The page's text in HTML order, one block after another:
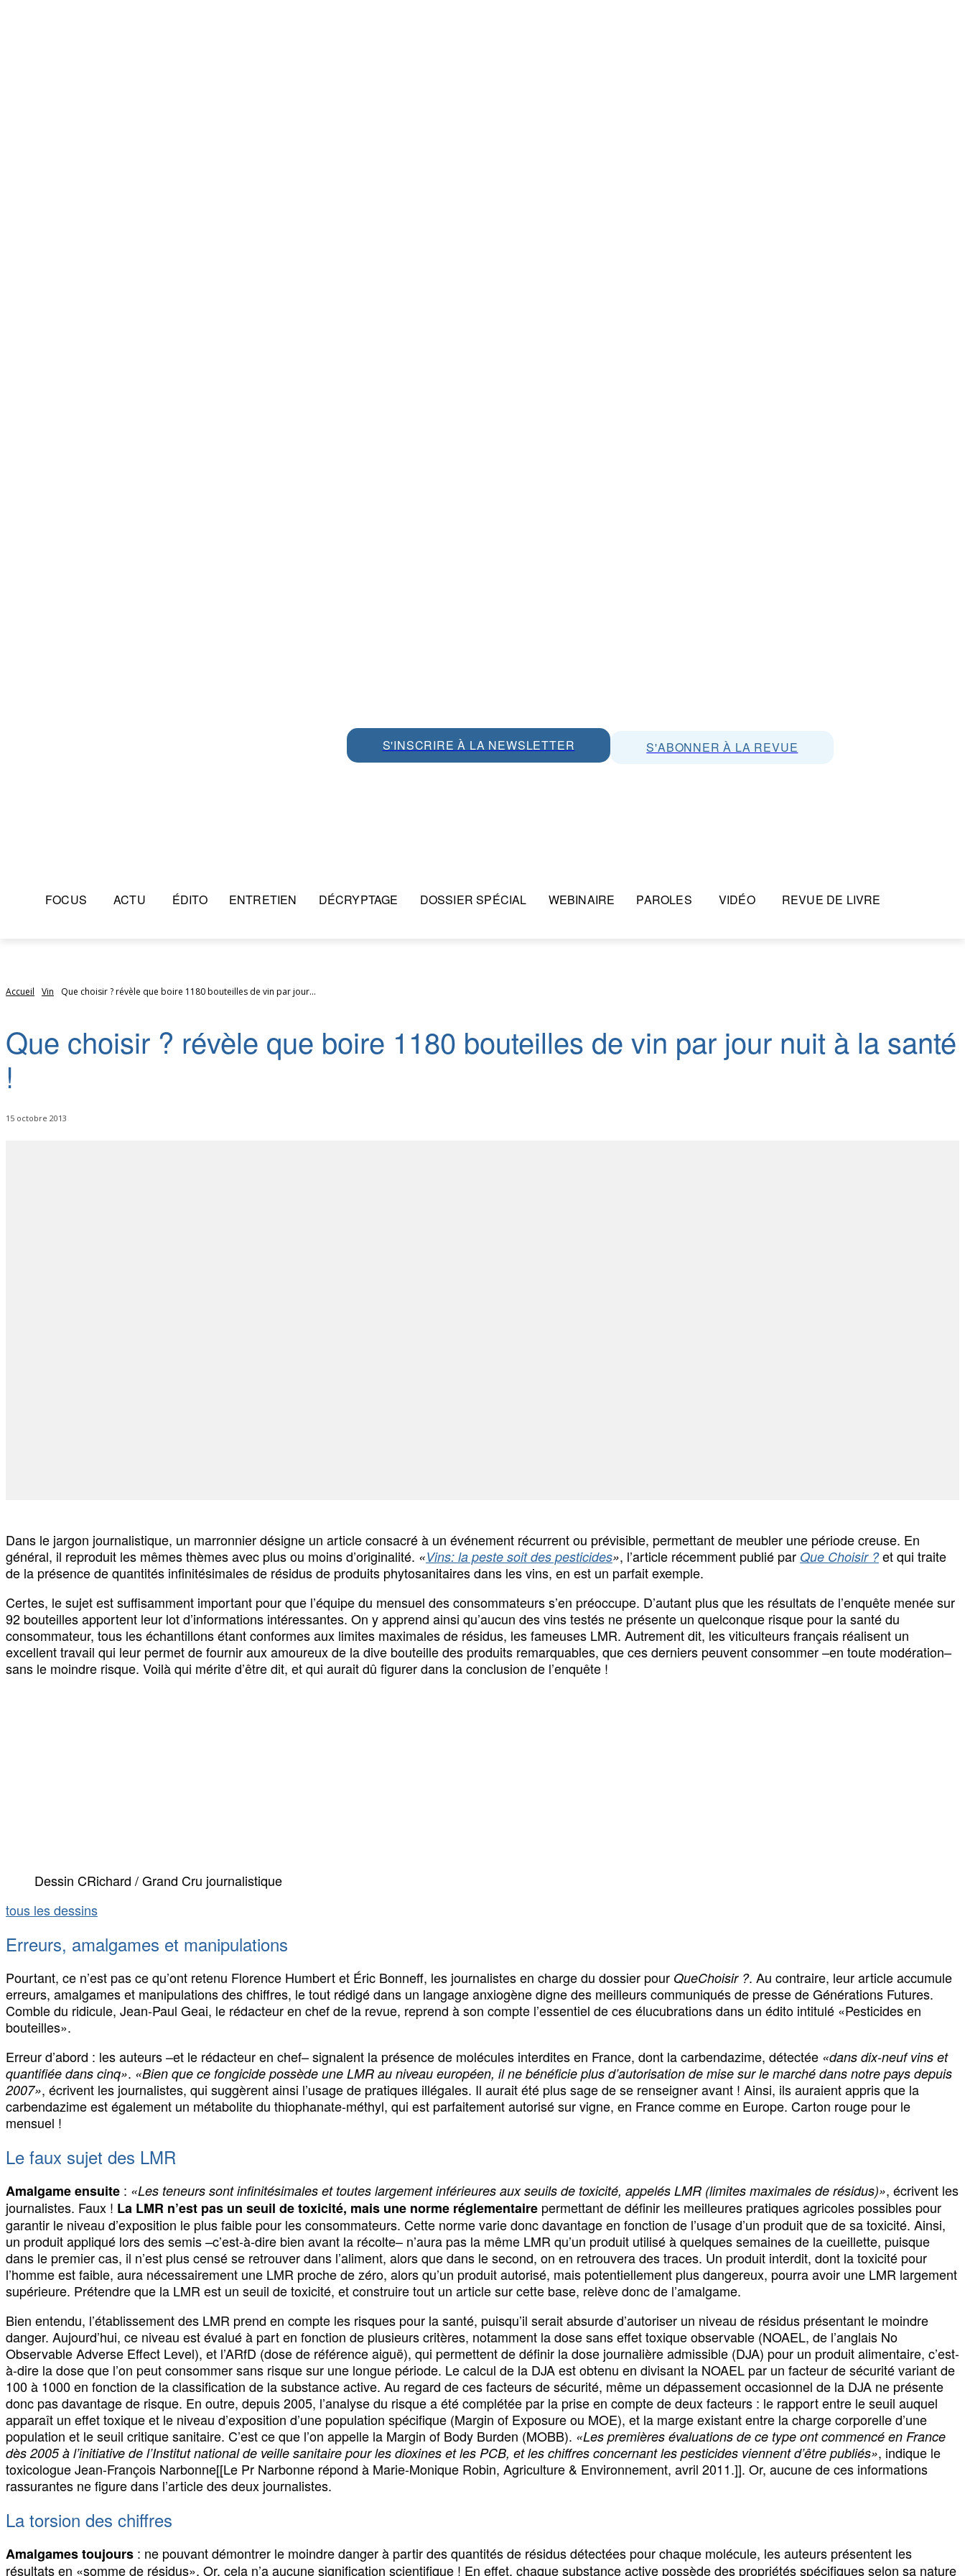
S'INSCRIRE À LA NEWSLETTER S'ABONNER À LA REVUE
FOCUS ACTU ÉDITO ENTRETIEN DÉCRYPTAGE DOSSIER SPÉCIAL WEBINAIRE PAROLES VIDÉO REVUE DE LIVRE
Accueil Vin Que choisir ? révèle que boire 1180 bouteilles de vin par jour...
Que choisir ? révèle que boire 1180 bouteilles de vin par jour nuit à la santé
!
15 octobre 2013
Dans le jargon journalistique, un marronnier désigne un article consacré à un événement récurrent ou prévisible, permettant de meubler une période creuse. En
général, il reproduit les mêmes thèmes avec plus ou moins d’originalité. «Vins: la peste soit des pesticides», l’article récemment publié par Que Choisir ?et qui traite
de la présence de quantités infinitésimales de résidus de produits phytosanitaires dans les vins, en est un parfait exemple.
Certes, le sujet est suffisamment important pour que l’équipe du mensuel des consommateurs s’en préoccupe. D’autant plus que les résultats de l’enquête menée sur
92 bouteilles apportent leur lot d’informations intéressantes. On y apprend ainsi qu’aucun des vins testés ne présente un quelconque risque pour la santé du
consommateur, tous les échantillons étant conformes aux limites maximales de résidus, les fameuses LMR. Autrement dit, les viticulteurs français réalisent un
excellent travail qui leur permet de fournir aux amoureux de la dive bouteille des produits remarquables, que ces derniers peuvent consommer –en toute modération–
sans le moindre risque. Voilà qui mérite d’être dit, et qui aurait dû figurer dans la conclusion de l’enquête !
Dessin CRichard / Grand Cru journalistique
tous les dessins
Erreurs, amalgames et manipulations
Pourtant, ce n’est pas ce qu’ont retenu Florence Humbert et Éric Bonneff, les journalistes en charge du dossier pour QueChoisir ?. Au contraire, leur article accumule
erreurs, amalgames et manipulations des chiffres, le tout rédigé dans un langage anxiogène digne des meilleurs communiqués de presse de Générations Futures.
Comble du ridicule, Jean-Paul Geai, le rédacteur en chef de la revue, reprend à son compte l’essentiel de ces élucubrations dans un édito intitulé «Pesticides en
bouteilles».
Erreur d’abord : les auteurs –et le rédacteur en chef– signalent la présence de molécules interdites en France, dont la carbendazime, détectée «dans dix-neuf vins et
quantifiée dans cinq». «Bien que ce fongicide possède une LMR au niveau européen, il ne bénéficie plus d’autorisation de mise sur le marché dans notre pays depuis
2007», écrivent les journalistes, qui suggèrent ainsi l’usage de pratiques illégales. Il aurait été plus sage de se renseigner avant ! Ainsi, ils auraient appris que la
carbendazime est également un métabolite du thiophanate-méthyl, qui est parfaitement autorisé sur vigne, en France comme en Europe. Carton rouge pour le
mensuel !
Le faux sujet des LMR
Amalgame ensuite : «Les teneurs sont infinitésimales et toutes largement inférieures aux seuils de toxicité, appelés LMR (limites maximales de résidus)», écrivent les
journalistes. Faux ! La LMR n’est pas un seuil de toxicité, mais une norme réglementaire permettant de définir les meilleures pratiques agricoles possibles pour
garantir le niveau d’exposition le plus faible pour les consommateurs. Cette norme varie donc davantage en fonction de l’usage d’un produit que de sa toxicité. Ainsi,
un produit appliqué lors des semis –c’est-à-dire bien avant la récolte– n’aura pas la même LMR qu’un produit utilisé à quelques semaines de la cueillette, puisque
dans le premier cas, il n’est plus censé se retrouver dans l’aliment, alors que dans le second, on en retrouvera des traces. Un produit interdit, dont la toxicité pour
l’homme est faible, aura nécessairement une LMR proche de zéro, alors qu’un produit autorisé, mais potentiellement plus dangereux, pourra avoir une LMR largement
supérieure. Prétendre que la LMR est un seuil de toxicité, et construire tout un article sur cette base, relève donc de l’amalgame.
Bien entendu, l’établissement des LMR prend en compte les risques pour la santé, puisqu’il serait absurde d’autoriser un niveau de résidus présentant le moindre
danger. Aujourd’hui, ce niveau est évalué à part en fonction de plusieurs critères, notamment la dose sans effet toxique observable (NOAEL, de l’anglais No
Observable Adverse Effect Level), et l’ARfD (dose de référence aiguë), qui permettent de définir la dose journalière admissible (DJA) pour un produit alimentaire, c’est-
à-dire la dose que l’on peut consommer sans risque sur une longue période. Le calcul de la DJA est obtenu en divisant la NOAEL par un facteur de sécurité variant de
100 à 1000 en fonction de la classification de la substance active. Au regard de ces facteurs de sécurité, même un dépassement occasionnel de la DJA ne présente
donc pas davantage de risque. En outre, depuis 2005, l’analyse du risque a été complétée par la prise en compte de deux facteurs : le rapport entre le seuil auquel
apparaît un effet toxique et le niveau d’exposition d’une population spécifique (Margin of Exposure ou MOE), et la marge existant entre la charge corporelle d’une
population et le seuil critique sanitaire. C’est ce que l’on appelle la Margin of Body Burden (MOBB). «Les premières évaluations de ce type ont commencé en France
dès 2005 à l’initiative de l’Institut national de veille sanitaire pour les dioxines et les PCB, et les chiffres concernant les pesticides viennent d’être publiés», indique le
toxicologue Jean-François Narbonne[[Le Pr Narbonne répond à Marie-Monique Robin, Agriculture & Environnement, avril 2011.]]. Or, aucune de ces informations
rassurantes ne figure dans l’article des deux journalistes.
La torsion des chiffres
Amalgames toujours : ne pouvant démontrer le moindre danger à partir des quantités de résidus détectées pour chaque molécule, les auteurs présentent les
résultats en «somme de résidus». Or, cela n’a aucune signification scientifique ! En effet, chaque substance active possède des propriétés spécifiques selon sa nature